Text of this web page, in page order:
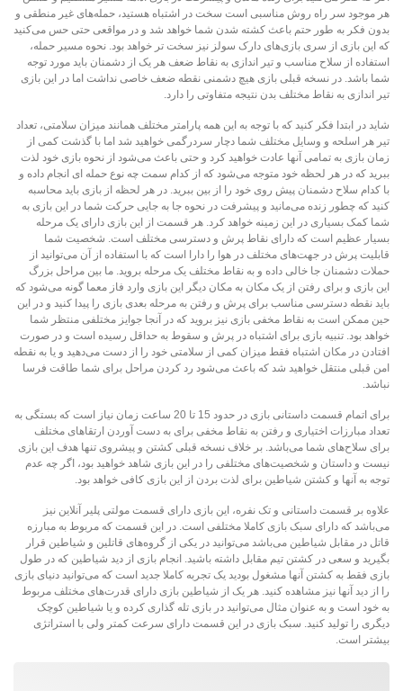
هر موجود سر راه روش مناسبی است سخت در اشتباه هستید، حمله‌های غیر منطقی و
بدون فکر به طور حتم باعث کشته شدن شما خواهد شد و در مواقعی حتی حس می‌کنید
که این بازی از سری بازی‌های دارک سولز نیز سخت تر خواهد بود. نحوه مسیر حمله،
استفاده از سلاح مناسب و تیر اندازی به نقاط ضعف هر یک از دشمنان باید مورد توجه
شما باشد. در نسخه قبلی بازی هیچ دشمنی نقطه ضعف خاصی نداشت اما در این بازی
تیر اندازی به نقاط مختلف بدن نتیجه متفاوتی را دارد.
شاید در ابتدا فکر کنید که با توجه به این همه پارامتر مختلف همانند میزان سلامتی، تعداد
تیر هر اسلحه و وسایل مختلف شما دچار سردرگمی خواهید شد اما با گذشت کمی از
زمان بازی به تمامی آنها عادت خواهید کرد و حتی باعث می‌شود از نحوه بازی خود لذت
ببرید که در هر لحظه خود متوجه می‌شود که از کدام سمت چه نوع حمله ای انجام داده و
با کدام سلاح دشمنان پیش روی خود را از بین ببرید. در هر لحظه از بازی باید محاسبه
کنید که چطور زنده می‌مانید و پیشرفت در نحوه جا به جایی حرکت شما در این بازی به
شما کمک بسیاری در این زمینه خواهد کرد. هر قسمت از این بازی دارای یک مرحله
بسیار عظیم است که دارای نقاط پرش و دسترسی مختلف است. شخصیت شما
قابلیت پرش در جهت‌های مختلف در هوا را دارا است که با استفاده از آن می‌توانید از
حملات دشمنان جا خالی داده و به نقاط مختلف یک مرحله بروید. ما بین مراحل بزرگ
این بازی و برای رفتن از یک مکان به مکان دیگر این بازی وارد فاز معما گونه می‌شود که
باید نقطه دسترسی مناسب برای پرش و رفتن به مرحله بعدی بازی را پیدا کنید و در این
حین ممکن است به نقاط مخفی بازی نیز بروید که در آنجا جوایز مختلفی منتظر شما
خواهد بود. تنبیه بازی برای اشتباه در پرش و سقوط به حداقل رسیده است و در صورت
افتادن در مکان اشتباه فقط میزان کمی از سلامتی خود را از دست می‌دهید و یا به نقطه
امن قبلی منتقل خواهید شد که باعث می‌شود رد کردن مراحل برای شما طاقت فرسا
نباشد.
برای اتمام قسمت داستانی بازی در حدود 15 تا 20 ساعت زمان نیاز است که بستگی به
تعداد مبارزات اختیاری و رفتن به نقاط مخفی برای به دست آوردن ارتقا‌های مختلف
برای سلاح‌های شما می‌باشد. بر خلاف نسخه قبلی کشتن و پیشروی تنها هدف این بازی
نیست و داستان و شخصیت‌های مختلفی را در این بازی شاهد خواهید بود، اگر چه عدم
توجه به آنها و کشتن شیاطین برای لذت بردن از این بازی کافی خواهد بود.
علاوه بر قسمت داستانی و تک نفره، این بازی دارای قسمت مولتی پلیر آنلاین نیز
می‌باشد که دارای سبک بازی کاملا مختلفی است. در این قسمت که مربوط به مبارزه
قاتل در مقابل شیاطین می‌باشد می‌توانید در یکی از گروه‌های قاتلین و شیاطین قرار
بگیرید و سعی در کشتن تیم مقابل داشته باشید. انجام بازی از دید شیاطین که در طول
بازی فقط به کشتن آنها مشغول بودید یک تجربه کاملا جدید است که می‌توانید دنیای بازی
را از دید آنها نیز مشاهده کنید. هر یک از شیاطین بازی دارای قدرت‌های مختلف مربوط
به خود است و به عنوان مثال می‌توانید در بازی تله گذاری کرده و یا شیاطین کوچک
دیگری را تولید کنید. سبک بازی در این قسمت دارای سرعت کمتر ولی با استراتژی
بیشتر است.